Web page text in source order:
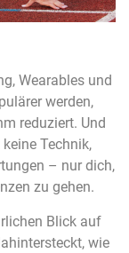
Wearables und
werden,
reduziert. Und
Technik,
– nur dich,
zu gehen.
Blick auf
wie